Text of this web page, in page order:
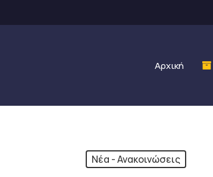
Αρχική
Νέα - Ανακοινώσεις